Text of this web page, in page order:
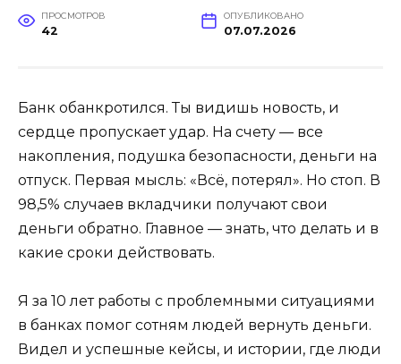
ПРОСМОТРОВ
42
ОПУБЛИКОВАНО
07.07.2026
Банк обанкротился. Ты видишь новость, и
сердце пропускает удар. На счету — все
накопления, подушка безопасности, деньги на
отпуск. Первая мысль: «Всё, потерял». Но стоп. В
98,5% случаев вкладчики получают свои
деньги обратно. Главное — знать, что делать и в
какие сроки действовать.
Я за 10 лет работы с проблемными ситуациями
в банках помог сотням людей вернуть деньги.
Видел и успешные кейсы, и истории, где люди